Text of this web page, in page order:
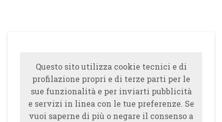
Questo sito utilizza cookie tecnici e di
profilazione propri e di terze parti per le
sue funzionalità e per inviarti pubblicità
e servizi in linea con le tue preferenze. Se
vuoi saperne di più o negare il consenso a